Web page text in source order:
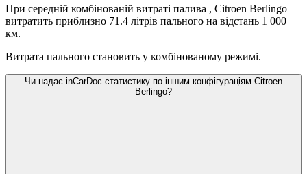
При середній комбінованій витраті палива , Citroen Berlingo
витратить приблизно 71.4 літрів пального на відстань 1 000
км.
Витрата пального становить у комбінованому режимі.
Чи надає inCarDoc статистику по іншим конфігураціям Citroen
Berlingo?